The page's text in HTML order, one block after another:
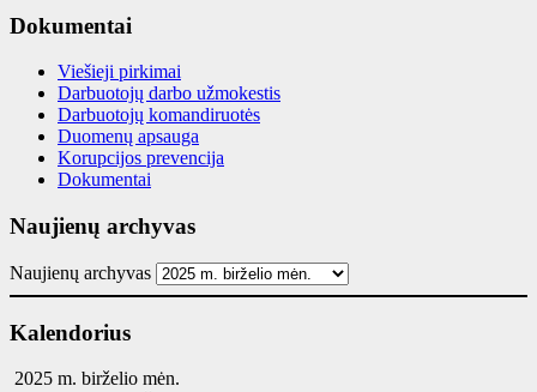
Dokumentai
Viešieji pirkimai
Darbuotojų darbo užmokestis
Darbuotojų komandiruotės
Duomenų apsauga
Korupcijos prevencija
Dokumentai
Naujienų archyvas
Naujienų archyvas
Kalendorius
2025 m. birželio mėn.